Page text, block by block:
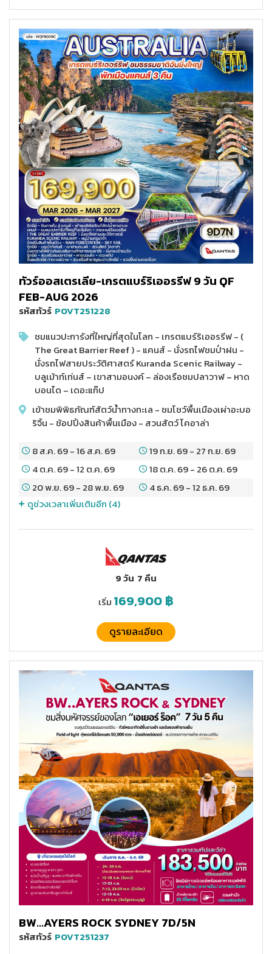
ทัวร์ออสเตรเลีย-เกรตแบร์ริเออรรีฟ 9 วัน QF
FEB-AUG 2026
รหัสทัวร์ POVT251228
ชมแนวปะการังที่ใหญ่ที่สุดในโลก - เกรตแบร์ริเออรรีฟ - (
The Great Barrier Reef ) - แคนส์ - นั่งรถไฟชมป่่าฝน -
นั่งรถไฟสายประวัติศาสตร์ Kuranda Scenic Railway -
บลูเม้าท์เท่นส์ – เขาสามอนงค์ – ล่องเรือชมปลาวาฬ – หาด
บอนได – เดอะแก๊ป
เข้าชมพิพิธภัณฑ์สัตว์น้ำทางทะเล - ชมโชว์พื้นเมืองเผ่าอะบอ
ริจิ้น - ช้อปปิ้งสินค้าพื้นเมือง - สวนสัตว์ โคอาล่า
8 ส.ค. 69-16 ส.ค. 69 19 ก.ย. 69- 27 ก.ย. 69
4 ต.ค. 69-12 ต.ค. 69 18 ต.ค. 69- 26 ต.ค. 69
20 พ.ย. 69- 28 พ.ย. 69 4 ธ.ค. 69-12 ธ.ค. 69
ดูช่วงเวลาเพิ่มเติมอีก (4)
9 วัน 7 คืน
เริ่ม 169,900฿
ดูรายละเอียด
BW...AYERS ROCK SYDNEY 7D/5N
รหัสทัวร์ POVT251237